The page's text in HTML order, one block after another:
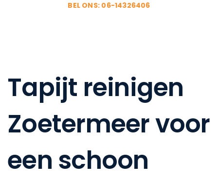
BEL ONS: 06-14326406
Tapijt reinigen
Zoetermeer voor
een schoon